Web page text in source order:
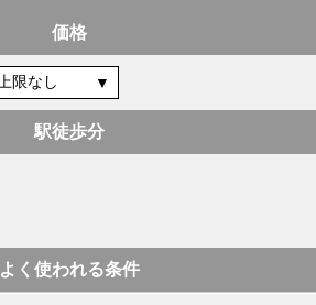
価格
駅徒歩分
よく使われる条件